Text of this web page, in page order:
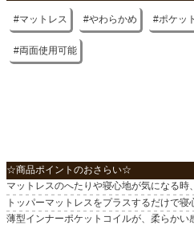
約16kg
原産国
マットレス やわらかめ ポケッ
両面使用可能
☆商品ポイントのおさらい☆
マットレスのへたりや寝心地が気になる時、
トッパーマットレスをプラスするだけで寝
薄型インナーポケットコイルが、柔らかい